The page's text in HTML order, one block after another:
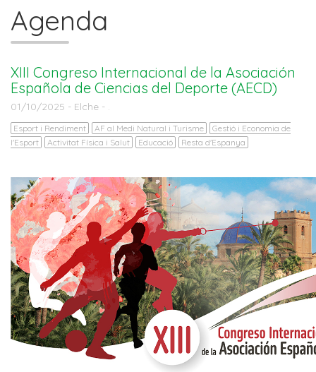
Agenda
XIII Congreso Internacional de la Asociación
Española de Ciencias del Deporte (AECD)
01/10/2025 - Elche - .
Esport i Rendiment AF al Medi Natural i Turisme
Gestió i Economia de
l'Esport
Activitat Física i Salut Educació Resta d'Espanya